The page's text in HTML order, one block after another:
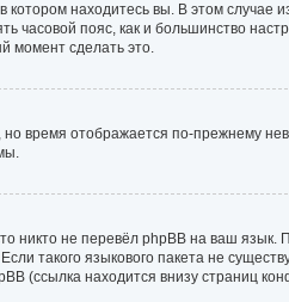
находитесь вы. В этом случае
часовой пояс, как и большинство
момент сделать это.
время отображается по-прежнему
никто не перевёл phpBB на ваш язык.
такого языкового пакета не
(ссылка находится внизу страниц